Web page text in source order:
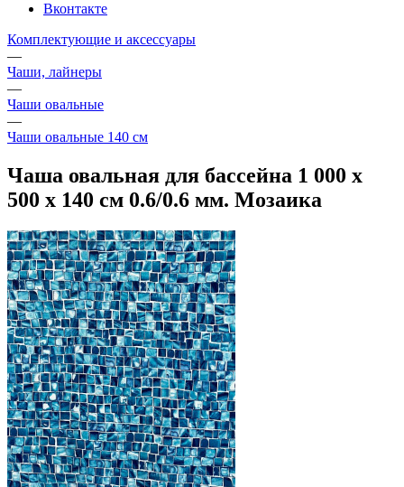
Вконтакте
Комплектующие и аксессуары
—
Чаши, лайнеры
—
Чаши овальные
—
Чаши овальные 140 см
Чаша овальная для бассейна 1 000 х
500 х 140 см 0.6/0.6 мм. Мозаика